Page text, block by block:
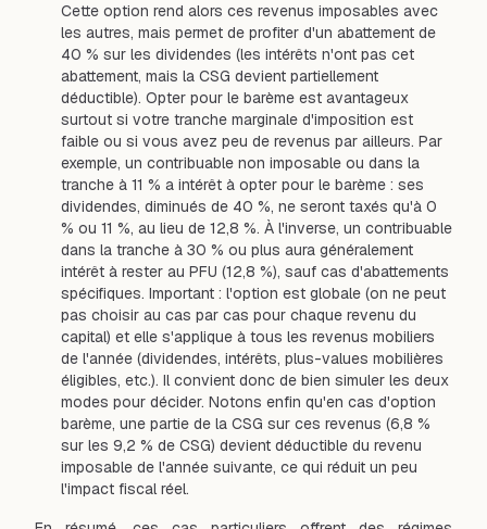
Cette option rend alors ces revenus imposables avec
les autres, mais permet de profiter d'un abattement de
40 % sur les dividendes (les intérêts n'ont pas cet
abattement, mais la CSG devient partiellement
déductible). Opter pour le barème est avantageux
surtout si votre tranche marginale d'imposition est
faible ou si vous avez peu de revenus par ailleurs. Par
exemple, un contribuable non imposable ou dans la
tranche à 11 % a intérêt à opter pour le barème : ses
dividendes, diminués de 40 %, ne seront taxés qu'à 0
% ou 11 %, au lieu de 12,8 %. À l'inverse, un contribuable
dans la tranche à 30 % ou plus aura généralement
intérêt à rester au PFU (12,8 %), sauf cas d'abattements
spécifiques. Important : l'option est globale (on ne peut
pas choisir au cas par cas pour chaque revenu du
capital) et elle s'applique à tous les revenus mobiliers
de l'année (dividendes, intérêts, plus-values mobilières
éligibles, etc.). Il convient donc de bien simuler les deux
modes pour décider. Notons enfin qu'en cas d'option
barème, une partie de la CSG sur ces revenus (6,8 %
sur les 9,2 % de CSG) devient déductible du revenu
imposable de l'année suivante, ce qui réduit un peu
l'impact fiscal réel.